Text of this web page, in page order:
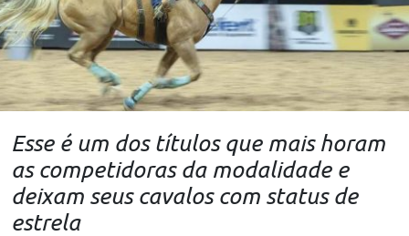
Esse é um dos títulos que mais horam
as competidoras da modalidade e
deixam seus cavalos com status de
estrela